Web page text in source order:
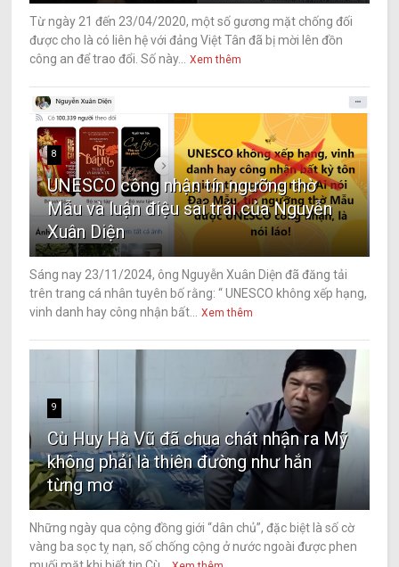
Từ ngày 21 đến 23/04/2020, một số gương mặt chống đối
được cho là có liên hệ với đảng Việt Tân đã bị mời lên đồn
công an để trao đổi. Số này...
Xem thêm
8
UNESCO công nhận tín ngưỡng thờ
Mẫu và luận điệu sai trái của Nguyễn
Xuân Diện
Sáng nay 23/11/2024, ông Nguyễn Xuân Diện đã đăng tải
trên trang cá nhân tuyên bố rằng: “ UNESCO không xếp hạng,
vinh danh hay công nhận bất...
Xem thêm
9
Cù Huy Hà Vũ đã chua chát nhận ra Mỹ
không phải là thiên đường như hắn
từng mơ
Những ngày qua cộng đồng giới “dân chủ”, đặc biệt là số cờ
vàng ba sọc tỵ nạn, số chống cộng ở nước ngoài được phen